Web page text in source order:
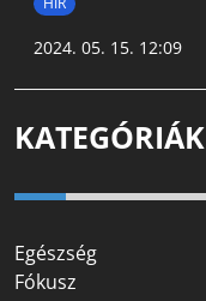
2024. 05. 15. 12:09
KATEGÓRIÁK
Egészség
Fókusz